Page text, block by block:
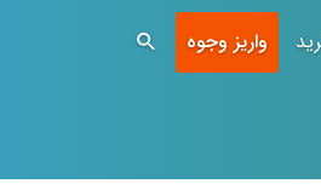
واریز وجوه